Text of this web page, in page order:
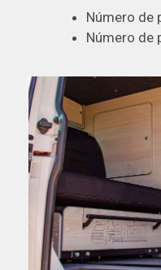
Número de
Número de